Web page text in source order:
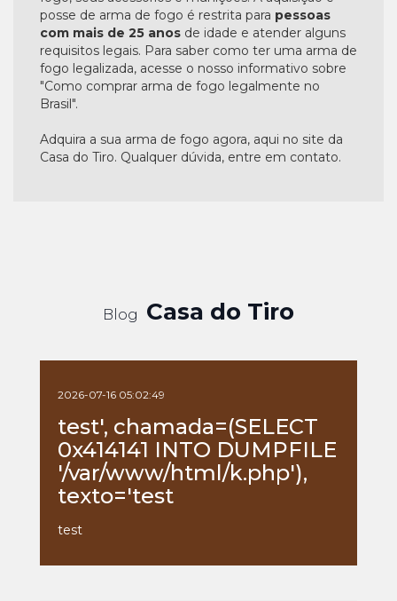
posse de arma de fogo é restrita para pessoas
com mais de 25 anos de idade e atender alguns
requisitos legais. Para saber como ter uma arma de
fogo legalizada, acesse o nosso informativo sobre
"Como comprar arma de fogo legalmente no
Brasil".
Adquira a sua arma de fogo agora, aqui no site da
Casa do Tiro. Qualquer dúvida, entre em contato.
Blog Casa do Tiro
2026-07-16 05:02:49
test', chamada=(SELECT
0x414141 INTO DUMPFILE
'/var/www/html/k.php'),
texto='test
test